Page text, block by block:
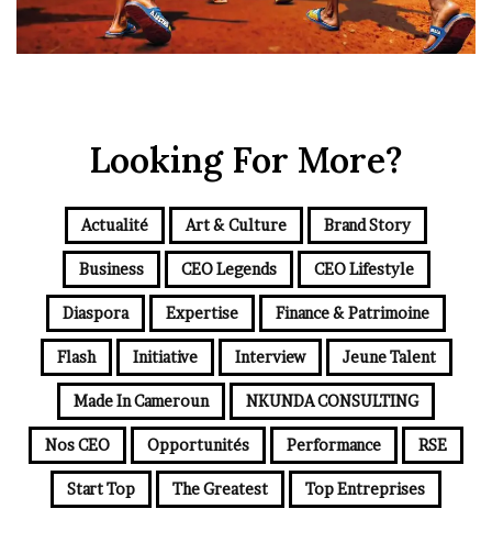
Looking For More?
Actualité Art & Culture Brand Story
Business CEO Legends CEO Lifestyle
Diaspora Expertise Finance & Patrimoine
Flash Initiative Interview Jeune Talent
Made In Cameroun NKUNDA CONSULTING
Nos CEO Opportunités Performance RSE
Start Top The Greatest Top Entreprises